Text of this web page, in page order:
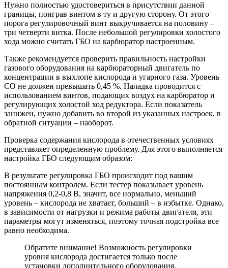
Нужно полностью удостовериться в присутствии данной
границы, поиграв винтом в ту и другую сторону. От этого
порога регулировочный винт выкручивается на половину –
три четверти витка. После небольшой регулировки холостого
хода можно считать ГБО на карбюратор настроенным.
Также рекомендуется проверить правильность настройки
газового оборудования на карбюраторный двигатель по
концентрации в выхлопе кислорода и угарного газа. Уровень
СО не должен превышать 0,45 %. Наладка проводится с
использованием винтов, подающих воздух на карбюратор и
регулирующих холостой ход редуктора. Если показатель
занижен, нужно добавить во второй из указанных настроек, в
обратной ситуации – наоборот.
Проверка содержания кислорода в отечественных условиях
представляет определенную проблему. Для этого выполняется
настройка ГБО следующим образом:
В результате регулировка ГБО происходит под вашим
постоянным контролем. Если тестер показывает уровень
напряжения 0,2-0,8 В, значит, все нормально, меньший
уровень – кислорода не хватает, больший – в избытке. Однако,
в зависимости от нагрузки и режима работы двигателя, эти
параметры могут изменяться, поэтому точная подстройка все
равно необходима.
Обратите внимание! Возможность регулировки
уровня кислорода достигается только после
установки дополнительного оборудования.